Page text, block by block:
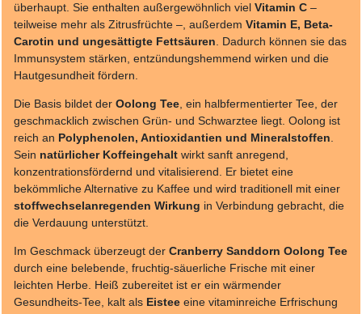
überhaupt. Sie enthalten außergewöhnlich viel Vitamin C –
teilweise mehr als Zitrusfrüchte –, außerdem Vitamin E, Beta-
Carotin und ungesättigte Fettsäuren . Dadurch können sie das
Immunsystem stärken, entzündungshemmend wirken und die
Hautgesundheit fördern.
Die Basis bildet der Oolong Tee , ein halbfermentierter Tee, der
geschmacklich zwischen Grün- und Schwarztee liegt. Oolong ist
reich an Polyphenolen, Antioxidantien und Mineralstoffen
Sein natürlicher Koffeingehalt wirkt sanft anregend,
konzentrationsfördernd und vitalisierend. Er bietet eine
bekömmliche Alternative zu Kaffee und wird traditionell mit einer
stoffwechselanregenden Wirkung in Verbindung gebracht, die
die Verdauung unterstützt.
Im Geschmack überzeugt der Cranberry Sanddorn Oolong Tee
durch eine belebende, fruchtig-säuerliche Frische mit einer
leichten Herbe. Heiß zubereitet ist er ein wärmender
Gesundheits-Tee, kalt als Eistee eine vitaminreiche Erfrischung